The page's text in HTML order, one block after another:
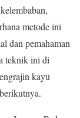
metode ini
dan pemahaman
teknik ini di
kayu